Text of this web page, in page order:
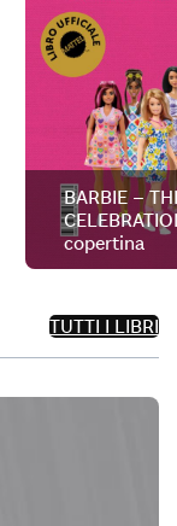
BARBIE –
copertina
TUTTI I LIBRI